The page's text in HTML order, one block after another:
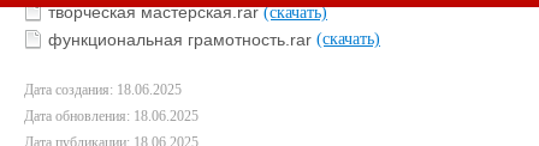
творческая мастерская.rar(скачать)
функциональная грамотность.rar (скачать)
Дата создания: 18.06.2025
Дата обновления: 18.06.2025
Дата публикации: 18.06.2025